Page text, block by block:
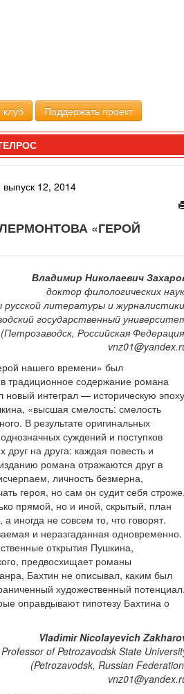
Поддержать проект
выпуск 12, 2014
«ГЕРОЙ
Владимир Николаевич
доктор филологических
литературы и
государственный
(Петрозаводск, Российская
нашего времени» был
традиционное содержание романа
интеграл — историческую
«высшая смелость: смелость
В результате оригинальных
суждений и поступков
друг на друга: каждая повесть и
романа отражаются друг в
личность безмерна,
героя, но сам он судит себя строже,
прямой, но и иной, скрытый, план
иногда не совсем то, что говорят.
и неразгаданная одновременно.
открытия Пушкина,
предвосхищает романы
Бахтин не описывал, каким был
художественный потенциал.
оправдывают гипотезу Бахтина о
Vladimir Nicolayevich
of Petrozavodsk State
(Petrozavodsk, Russian